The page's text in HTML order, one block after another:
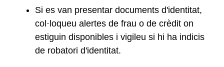
Si es van presentar documents d'identitat,
col·loqueu alertes de frau o de crèdit on
estiguin disponibles i vigileu si hi ha indicis
de robatori d'identitat.